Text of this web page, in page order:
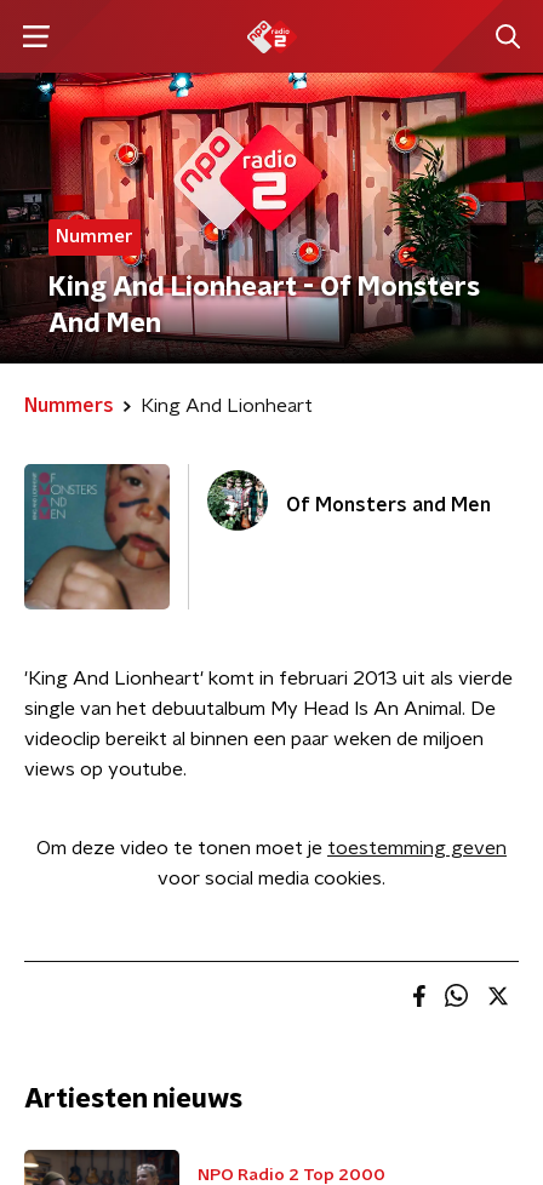
Nummer
King And Lionheart - Of Monsters
And Men
Nummers King And Lionheart
Of Monsters and Men
'King And Lionheart' komt in februari 2013 uit als vierde
single van het debuutalbum My Head Is An Animal. De
videoclip bereikt al binnen een paar weken de miljoen
views op youtube.
Om deze video te tonen moet je toestemming geven
voor social media cookies.
Artiesten nieuws
NPO Radio 2 Top 2000